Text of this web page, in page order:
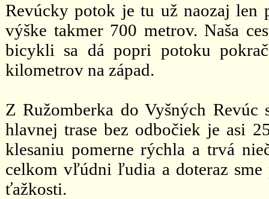
Revúcky potok je tu už naozaj len
výške takmer 700 metrov. Naša
bicykli sa dá popri potoku
kilometrov na západ.
Z Ružomberka do Vyšných
hlavnej trase bez odbočiek je asi
klesaniu pomerne rýchla a trvá
celkom vľúdni ľudia a doteraz
ťažkosti.